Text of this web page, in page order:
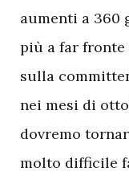
aumenti a 360
più a far fronte
sulla
nei mesi di
dovremo
molto difficile